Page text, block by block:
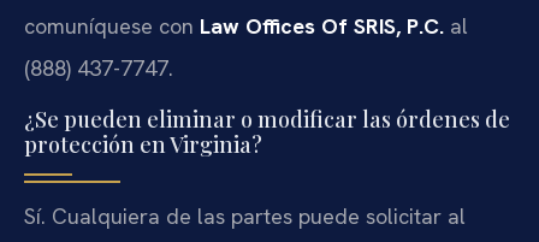
comuníquese con Law Offices Of SRIS, P.C. al
(888) 437-7747.
¿Se pueden eliminar o modificar las órdenes de
protección en Virginia?
Sí. Cualquiera de las partes puede solicitar al